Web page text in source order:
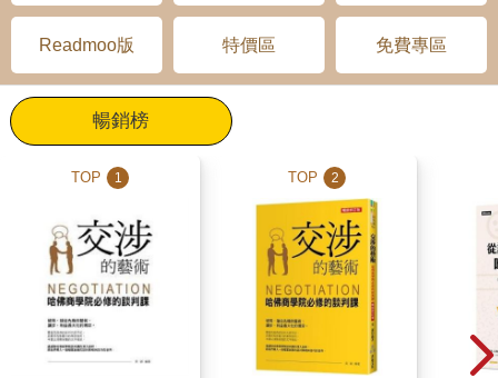
Readmoo版 特價區 免費專區
暢銷榜
TOP 1 TOP 2